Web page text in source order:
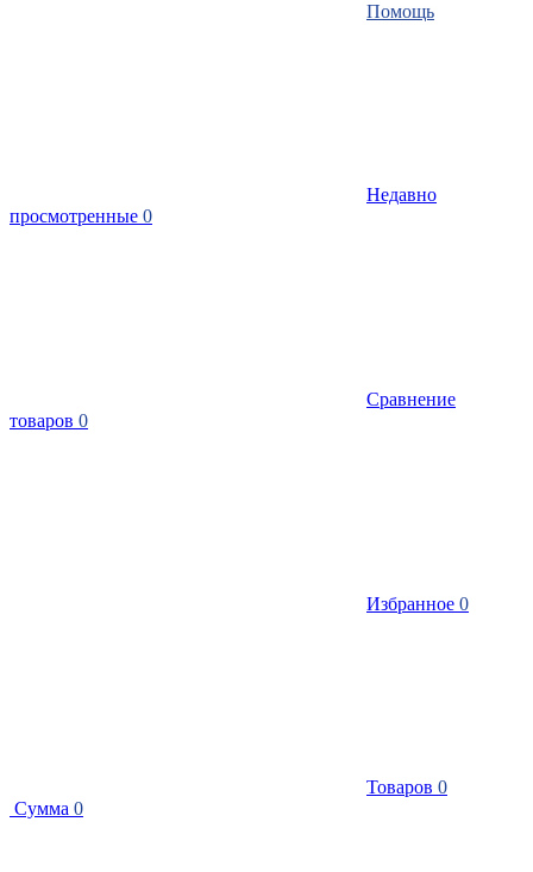
Помощь
Недавно
просмотренные 0
Сравнение
товаров 0
Избранное 0
Товаров 0
Сумма 0